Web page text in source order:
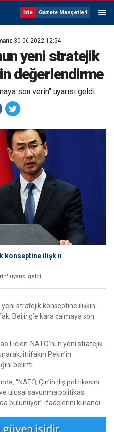
İzle Gazete Manşetleri
30-06-2022 12:54
yeni stratejik
değerlendirme
son verin" uyarısı geldi.
konseptine ilişkin
uyarısı geldi.
yeni stratejik konseptine ilişkin
Beijing’e kara çalmaya son
Licien, NATO’nun yeni stratejik
ittifakın Pekin’in
belirtti.
“NATO, Çin’in dış politikasını
ulusal savunma politikası
bulunuyor” ifadelerini kullandı.